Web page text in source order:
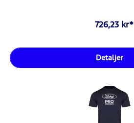
726,23 kr*
Detaljer